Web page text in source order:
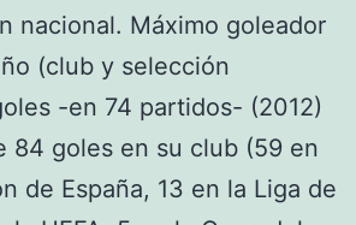
nacional. Máximo goleador
(club y selección
-en 74 partidos- (2012)
84 goles en su club (59 en
de España, 13 en la Liga de